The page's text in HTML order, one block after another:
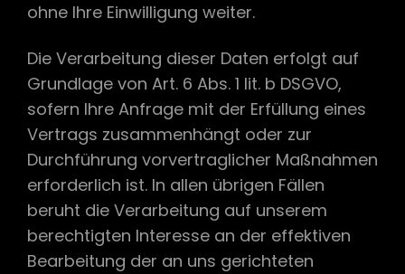
ohne Ihre Einwilligung weiter.
Die Verarbeitung dieser Daten erfolgt auf
Grundlage von Art. 6 Abs. 1 lit. b DSGVO,
sofern Ihre Anfrage mit der Erfüllung eines
Vertrags zusammenhängt oder zur
Durchführung vorvertraglicher Maßnahmen
erforderlich ist. In allen übrigen Fällen
beruht die Verarbeitung auf unserem
berechtigten Interesse an der effektiven
Bearbeitung der an uns gerichteten